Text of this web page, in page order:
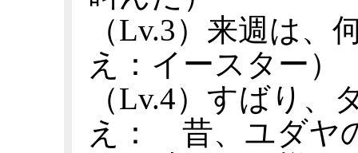
（Lv.3）来週は、
え：イースター）
（Lv.4）すばり、
え： 昔、ユダヤ